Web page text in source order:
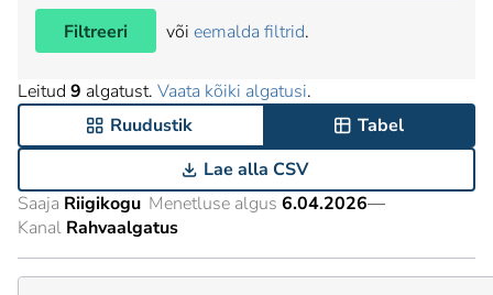
Filtreeri
või eemalda filtrid.
Leitud 9 algatust. Vaata kõiki algatusi.
Ruudustik
Tabel
Lae alla CSV
Saaja Riigikogu Menetluse algus 6.04.2026—
Kanal Rahvaalgatus